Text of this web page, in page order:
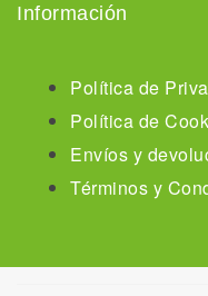
Información
Política de
Política de
Envíos y
Términos y